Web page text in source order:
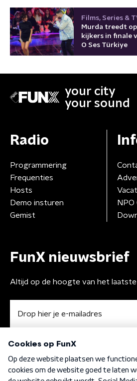
Films, Series &
Murda treedt
kijkers in finale
O Ses Türkiye
your city
your sound
Radio
Programmering
Frequenties
Hosts
Demo insturen
Gemist
NPO
FunX nieuwsbrief
Altijd op de hoogte van het laatste